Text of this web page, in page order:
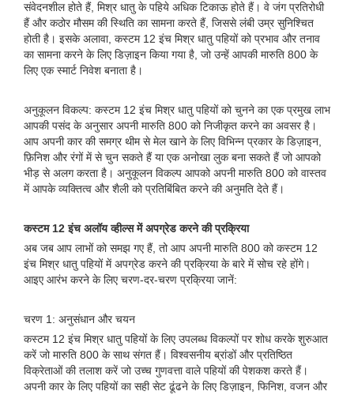
संवेदनशील होते हैं, मिश्र धातु के पहिये अधिक टिकाऊ होते हैं। वे जंग प्रतिरोधी
हैं और कठोर मौसम की स्थिति का सामना करते हैं, जिससे लंबी उम्र सुनिश्चित
होती है। इसके अलावा, कस्टम 12 इंच मिश्र धातु पहियों को प्रभाव और तनाव
का सामना करने के लिए डिज़ाइन किया गया है, जो उन्हें आपकी मारुति 800 के
लिए एक स्मार्ट निवेश बनाता है।
अनुकूलन विकल्प: कस्टम 12 इंच मिश्र धातु पहियों को चुनने का एक प्रमुख लाभ
आपकी पसंद के अनुसार अपनी मारुति 800 को निजीकृत करने का अवसर है।
आप अपनी कार की समग्र थीम से मेल खाने के लिए विभिन्न प्रकार के डिज़ाइन,
फ़िनिश और रंगों में से चुन सकते हैं या एक अनोखा लुक बना सकते हैं जो आपको
भीड़ से अलग करता है। अनुकूलन विकल्प आपको अपनी मारुति 800 को वास्तव
में आपके व्यक्तित्व और शैली को प्रतिबिंबित करने की अनुमति देते हैं।
कस्टम 12 इंच अलॉय व्हील्स में अपग्रेड करने की प्रक्रिया
अब जब आप लाभों को समझ गए हैं, तो आप अपनी मारुति 800 को कस्टम 12
इंच मिश्र धातु पहियों में अपग्रेड करने की प्रक्रिया के बारे में सोच रहे होंगे।
आइए आरंभ करने के लिए चरण-दर-चरण प्रक्रिया जानें:
चरण 1: अनुसंधान और चयन
कस्टम 12 इंच मिश्र धातु पहियों के लिए उपलब्ध विकल्पों पर शोध करके शुरुआत
करें जो मारुति 800 के साथ संगत हैं। विश्वसनीय ब्रांडों और प्रतिष्ठित
विक्रेताओं की तलाश करें जो उच्च गुणवत्ता वाले पहियों की पेशकश करते हैं।
अपनी कार के लिए पहियों का सही सेट ढूंढने के लिए डिज़ाइन, फिनिश, वजन और